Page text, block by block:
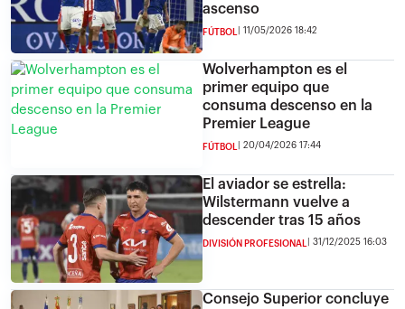
ascenso
FÚTBOL 11/05/2026 18:42
Wolverhampton es el
primer equipo que
consuma descenso en la
Premier League
FÚTBOL 20/04/2026 17:44
El aviador se estrella:
Wilstermann vuelve a
descender tras 15 años
DIVISIÓN PROFESIONAL 31/12/2025 16:03
Consejo Superior concluye